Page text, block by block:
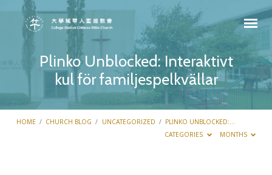
Plinko Unblocked: Interaktivt
kul för familjespelkvällar
HOME / CHURCH BLOG / UNCATEGORIZED / PLINKO UNBLOCKED:…
CATEGORIES
MONTHS